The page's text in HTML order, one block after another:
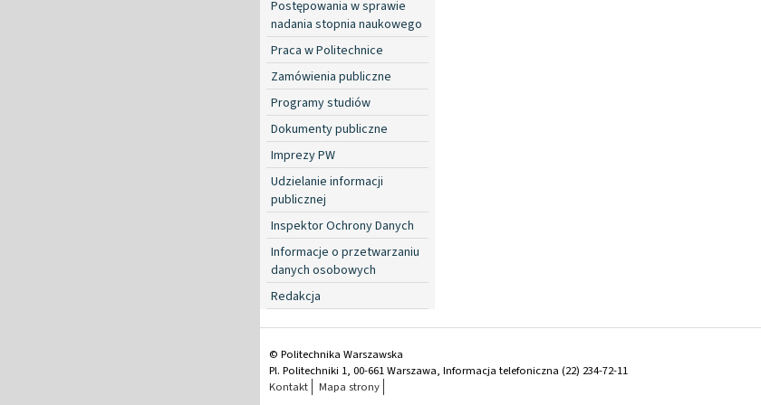
Postępowania w sprawie
nadania stopnia naukowego
Praca w Politechnice
Zamówienia publiczne
Programy studiów
Dokumenty publiczne
Imprezy PW
Udzielanie informacji
publicznej
Inspektor Ochrony Danych
Informacje o przetwarzaniu
danych osobowych
Redakcja
© Politechnika Warszawska
Pl. Politechniki 1, 00-661 Warszawa, Informacja telefoniczna (22) 234-72-11
Kontakt
Mapa strony